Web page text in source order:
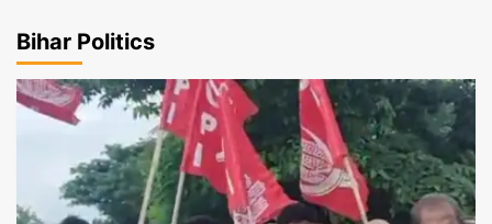
Bihar Politics